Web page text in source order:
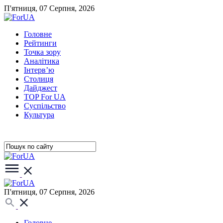
П'ятниця, 07 Серпня, 2026
Головне
Рейтинги
Точка зору
Аналітика
Інтерв’ю
Столиця
Дайджест
TOP For UA
Суспiльство
Культура
П'ятниця, 07 Серпня, 2026